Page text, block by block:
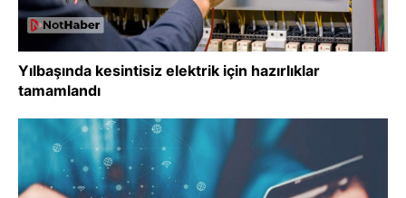
Yılbaşında kesintisiz elektrik için hazırlıklar
tamamlandı